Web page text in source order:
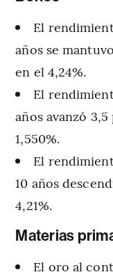
El
años se
en el 4,24%.
El
años avanzó
1,550%.
El
10 años
4,21%.
Materias
El oro al